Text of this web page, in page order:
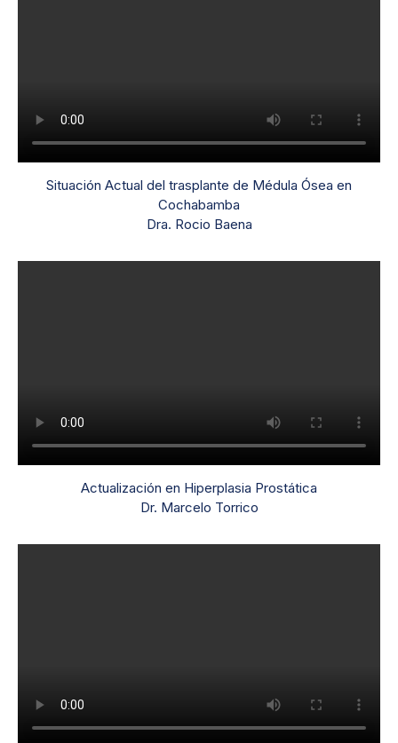
Situación Actual del trasplante de Médula Ósea en
Cochabamba
Dra. Rocio Baena
Actualización en Hiperplasia Prostática
Dr. Marcelo Torrico